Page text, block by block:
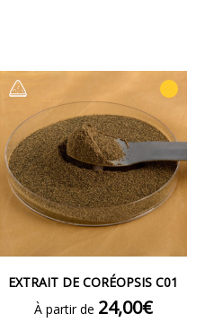
EXTRAIT DE CORÉOPSIS C01
À partir de 24,00€